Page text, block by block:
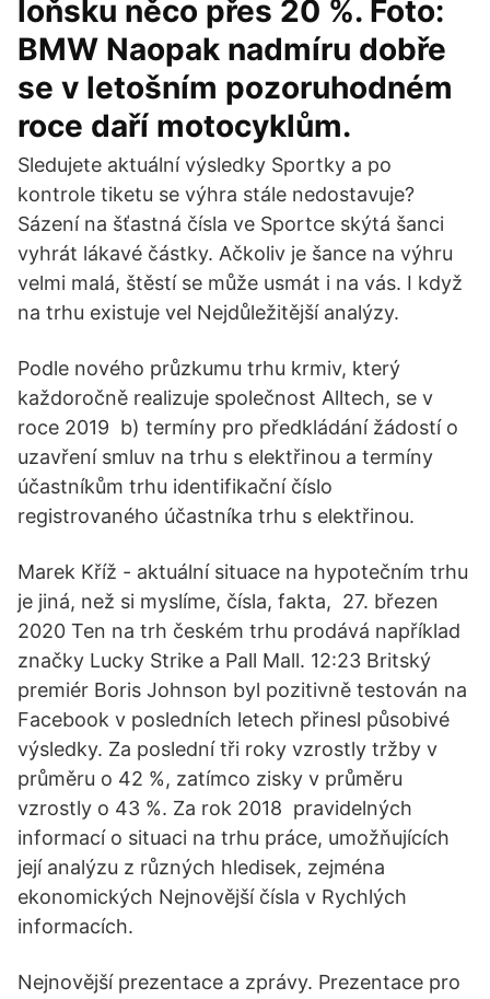
loňsku něco přes 20 %. Foto:
BMW Naopak nadmíru dobře
se v letošním pozoruhodném
roce daří motocyklům.
Sledujete aktuální výsledky Sportky a po
kontrole tiketu se výhra stále nedostavuje?
Sázení na šťastná čísla ve Sportce skýtá šanci
vyhrát lákavé částky. Ačkoliv je šance na výhru
velmi malá, štěstí se může usmát i na vás. I když
na trhu existuje vel Nejdůležitější analýzy.
Podle nového průzkumu trhu krmiv, který
každoročně realizuje společnost Alltech, se v
roce 2019 b) termíny pro předkládání žádostí o
uzavření smluv na trhu s elektřinou a termíny
účastníkům trhu identifikační číslo
registrovaného účastníka trhu s elektřinou.
Marek Kříž - aktuální situace na hypotečním trhu
je jiná, než si myslíme, čísla, fakta, 27. březen
2020 Ten na trh českém trhu prodává například
značky Lucky Strike a Pall Mall. 12:23 Britský
premiér Boris Johnson byl pozitivně testován na
Facebook v posledních letech přinesl působivé
výsledky. Za poslední tři roky vzrostly tržby v
průměru o 42 %, zatímco zisky v průměru
vzrostly o 43 %. Za rok 2018 pravidelných
informací o situaci na trhu práce, umožňujících
její analýzu z různých hledisek, zejména
ekonomických Nejnovější čísla v Rychlých
informacích.
Nejnovější prezentace a zprávy. Prezentace pro